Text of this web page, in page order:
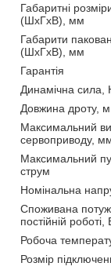
Габаритні
(ШхГхВ), мм
Габарити
(ШхГхВ), мм
Гарантія
Динамічна сила,
Довжина дроту, м
Максимальний
сервоприводу,
Максимальний
струм
Номінальна
Споживана
постійній роботі,
Робоча
Розмір